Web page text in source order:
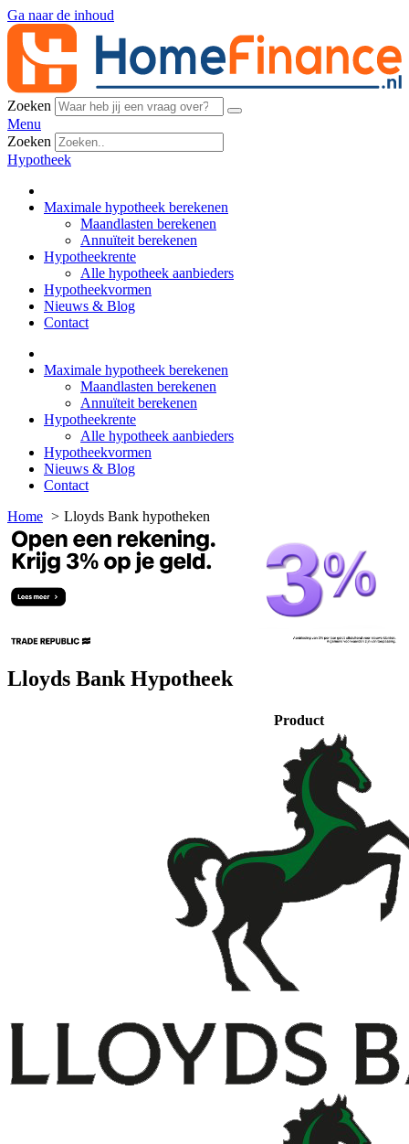
Ga naar de inhoud
Zoeken
Menu
Zoeken
Hypotheek
Maximale hypotheek berekenen
Maandlasten berekenen
Annuïteit berekenen
Hypotheekrente
Alle hypotheek aanbieders
Hypotheekvormen
Nieuws & Blog
Contact
Maximale hypotheek berekenen
Maandlasten berekenen
Annuïteit berekenen
Hypotheekrente
Alle hypotheek aanbieders
Hypotheekvormen
Nieuws & Blog
Contact
Home
Lloyds Bank hypotheken
Lloyds Bank Hypotheek
Product